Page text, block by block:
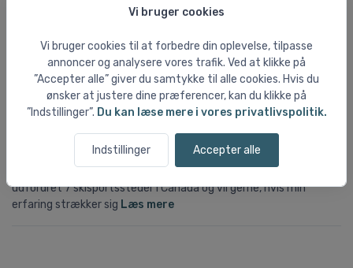
Vi bruger cookies
Vi bruger cookies til at forbedre din oplevelse, tilpasse
annoncer og analysere vores trafik. Ved at klikke på
”Accepter alle” giver du samtykke til alle cookies. Hvis du
ønsker at justere dine præferencer, kan du klikke på
”Indstillinger”. Du kan læse mere i vores privatlivspolitik.
Indstillinger Accepter alle
sne, heli-ski og flinke og hjælpsomme volunteers overalt. Rejsen
bus eller tog, ihvertfald ikke i tidLæs mere
The rockies - Anmeldt d. 29/11 2002 01:03 - Oprettet af Louise
Jeg har boet i Calgary det sidste år og har dermed oplevet Rocky
Mountains på tæt hold og kan kun anbefale det. Canada har det
bedste sne, den smukkeste natur og de er ualmindelige gæstfrie
og er villig til at dele deres herlighed med turister. Jeg har
udfordret 7 skisportssteder i Canada og vil gerne, hvis min
erfaring strækker sig Læs mere